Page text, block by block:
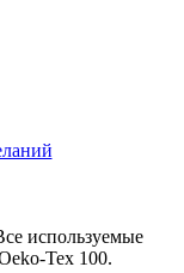
используемые
Tex 100.